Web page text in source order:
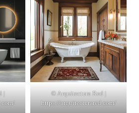
|
© Arquitectura Red |
https://arquitecturared.com/